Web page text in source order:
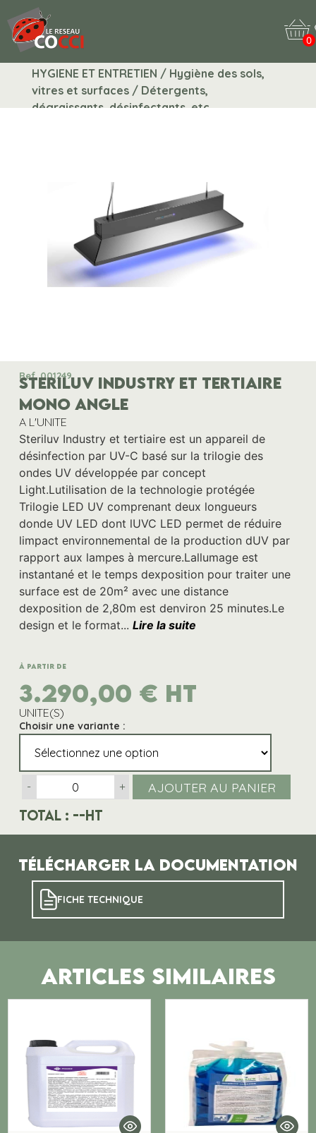
0
HYGIENE ET ENTRETIEN / Hygiène des sols,
vitres et surfaces / Détergents,
dégraissants, désinfectants, etc.
Ref. 001249
STERILUV INDUSTRY ET TERTIAIRE
MONO ANGLE
A L'UNITE
Steriluv Industry et tertiaire est un appareil de
désinfection par UV-C basé sur la trilogie des
ondes UV développée par concept
Light.Lutilisation de la technologie protégée
Trilogie LED UV comprenant deux longueurs
donde UV LED dont lUVC LED permet de réduire
limpact environnemental de la production dUV par
rapport aux lampes à mercure.Lallumage est
instantané et le temps dexposition pour traiter une
surface est de 20m² avec une distance
dexposition de 2,80m est denviron 25 minutes.Le
design et le format... Lire la suite
À partir de
3.290,00 € HT
UNITE(S)
Choisir une variante :
- + AJOUTER AU PANIER
Total : --HT
Télécharger la documentation
FICHE TECHNIQUE
ARTICLES SIMILAIRES